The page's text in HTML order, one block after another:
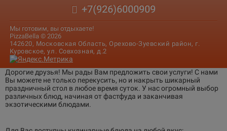
+7(926)6000909
Мы готовим, вы отдыхаете!
PizzaBella © 2026
142620, Московская Область, Орехово-Зуевский район, г.
Куровское, ул. Совхозная, д.2
Дорогие друзья! Мы рады Вам предложить свои услуги! С нами
Вы можете не только перекусить, но и накрыть шикарный
праздничный стол в любое время суток. У нас огромный выбор
различных блюд, начиная от фастфуда и заканчивая
экзотическими блюдами.